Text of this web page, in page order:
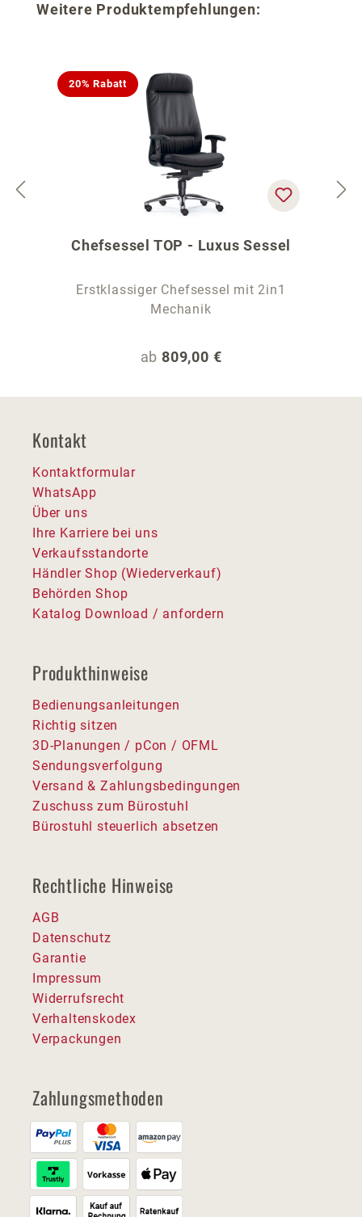
Produktgalerie überspringen
Weitere Produktempfehlungen:
20% Rabatt
Chefsessel TOP - Luxus Sessel
Erstklassiger Chefsessel mit 2in1
Mechanik
Regulärer Preis:
ab 809,00 €
Kontakt
Kontaktformular
WhatsApp
Über uns
Ihre Karriere bei uns
Verkaufsstandorte
Händler Shop (Wiederverkauf)
Behörden Shop
Katalog Download / anfordern
Produkthinweise
Bedienungsanleitungen
Richtig sitzen
3D-Planungen / pCon / OFML
Sendungsverfolgung
Versand & Zahlungsbedingungen
Zuschuss zum Bürostuhl
Bürostuhl steuerlich absetzen
Rechtliche Hinweise
AGB
Datenschutz
Garantie
Impressum
Widerrufsrecht
Verhaltenskodex
Verpackungen
Zahlungsmethoden